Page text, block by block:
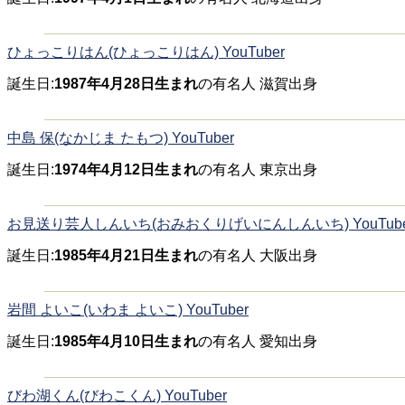
ひょっこりはん(ひょっこりはん) YouTuber
誕生日:1987年4月28日生まれの有名人 滋賀出身
中島 保(なかじま たもつ) YouTuber
誕生日:1974年4月12日生まれの有名人 東京出身
お見送り芸人しんいち(おみおくりげいにんしんいち)
誕生日:1985年4月21日生まれの有名人 大阪出身
岩間 よいこ(いわま よいこ) YouTuber
誕生日:1985年4月10日生まれの有名人 愛知出身
びわ湖くん(びわこくん) YouTuber